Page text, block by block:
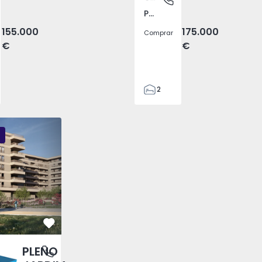
155.000
€
Pego, Abrantes
Comprar
175.000
€
2
- 3
Porto
Favorito
PLENO